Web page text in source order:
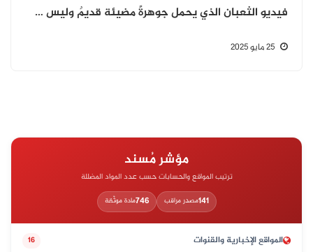
فيديو الثعبان الذي يحمل جوهرةً مضيئة قديمٌ وليس في اليمن.
مؤشر مُسند
ترتيب المواقع والحسابات حسب عدد المواد المضللة
141مصدر مراقب 746مادة موثّقة
المواقع الإخبارية والقنوات 16